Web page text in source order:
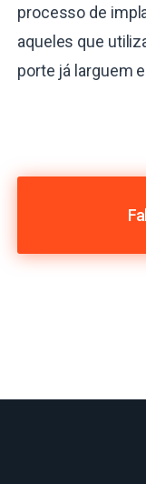
processo de
aqueles que
porte já larguem